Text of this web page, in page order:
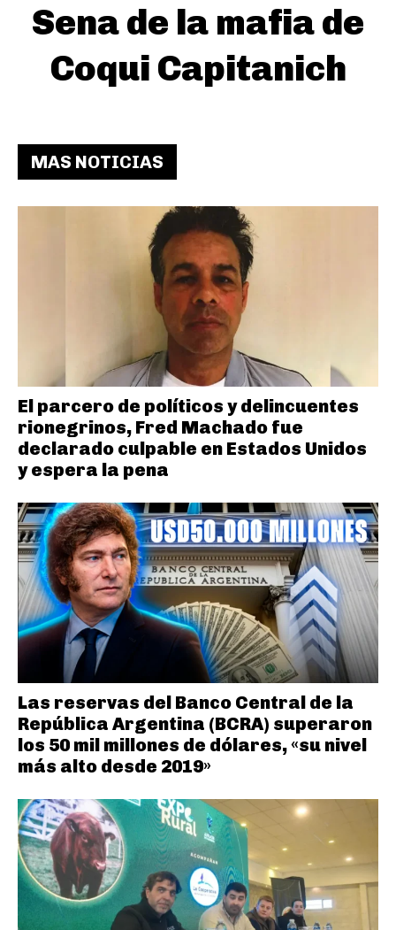
Sena de la mafia de
Coqui Capitanich
MAS NOTICIAS
El parcero de políticos y delincuentes
rionegrinos, Fred Machado fue
declarado culpable en Estados Unidos
y espera la pena
Las reservas del Banco Central de la
República Argentina (BCRA) superaron
los 50 mil millones de dólares, «su nivel
más alto desde 2019»